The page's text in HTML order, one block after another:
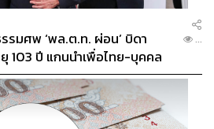
มศพ ‘พล.ต.ท. ผ่อน’ บิดา
103 ปี แกนนำเพื่อไทย-บุคคล
...